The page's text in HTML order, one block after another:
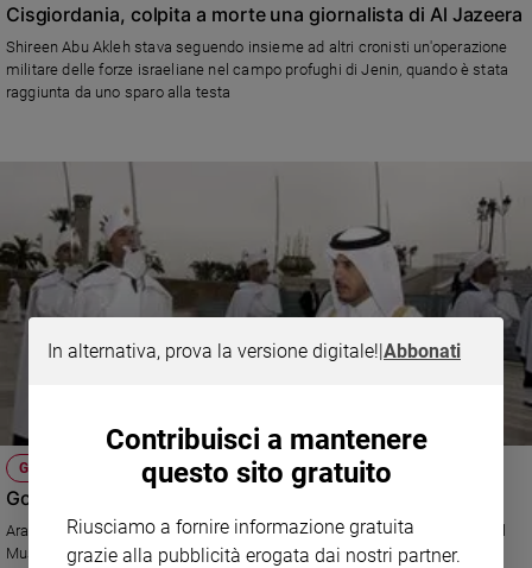
e
valori
Creato
Volontariato
Diritti
Aziende
di
valore
della
Diversità
e
inclusione
Costume
Cisgiordania, colpita a morte una giornalista di Al Jazeera
Shireen Abu Akleh stava seguendo insieme ad altri cronisti un'operazione
militare delle forze israeliane nel campo profughi di Jenin, quando è stata
raggiunta da uno sparo alla testa
GERUSALEMME, DAMASCO E DINTORNI
Golfo: quando litigano gli sceicchi
Arabia Saudita, Bahrein e Emirati "scomunicano" il Qatar. Colpa dei Fratell
Musulmani ma non solo. In ballo c'è la sicurezza del regno.
In alternativa, prova la versione digitale!|Abbonati
Contribuisci a mantenere
questo sito gratuito
Riusciamo a fornire informazione gratuita
grazie alla pubblicità erogata dai nostri partner.